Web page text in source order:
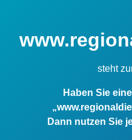
steht
Haben Sie
Dann nutzen Sie